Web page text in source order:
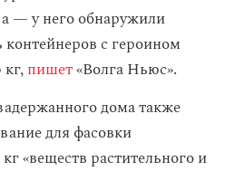
— у него обнаружили
контейнеров с героином
пишет«Волга Ньюс».
дома также
для фасовки
«веществ растительного и